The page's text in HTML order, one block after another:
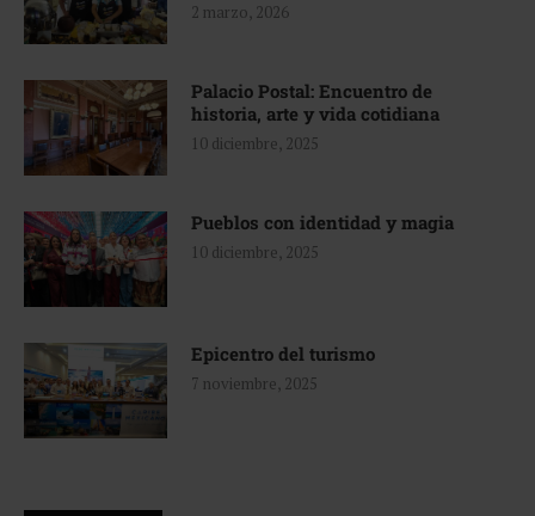
2 marzo, 2026
Palacio Postal: Encuentro de
historia, arte y vida cotidiana
10 diciembre, 2025
Pueblos con identidad y magia
10 diciembre, 2025
Epicentro del turismo
7 noviembre, 2025